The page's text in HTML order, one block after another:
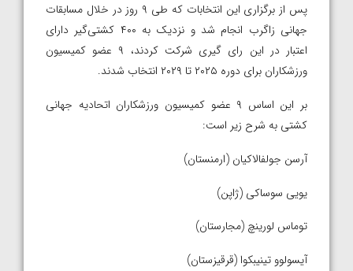
پس از برگزاری این انتخابات که طی ۹ روز در خلال مسابقات
جهانی زاگرب انجام شد و نزدیک به ۴۰۰ کشتی‌گیر دارای
اعتبار در این رای گیری شرکت کردند، ۹ عضو کمیسیون
ورزشکاران برای دوره ۲۰۲۵ تا ۲۰۲۹ انتخاب شدند.
بر این اساس ۹ عضو کمیسیون ورزشکاران اتحادیه جهانی
کشتی به شرح زیر است:
آرسن جولفالاکیان (ارمنستان)
یویی سوساکی (ژاپن)
توماس لورینچ (مجارستان)
آیسولوو تینیبکوا (قرقیزستان)